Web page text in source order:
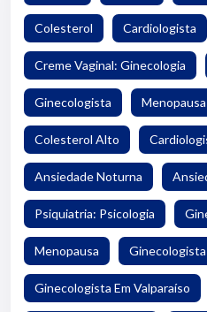
Colesterol Cardiologista
Creme Vaginal: Ginecologia
Ginecologista Menopausa
Colesterol Alto
Ansiedade Noturna
Psiquiatria: Psicologia
Menopausa Ginecologista
Ginecologista Em Valparaíso